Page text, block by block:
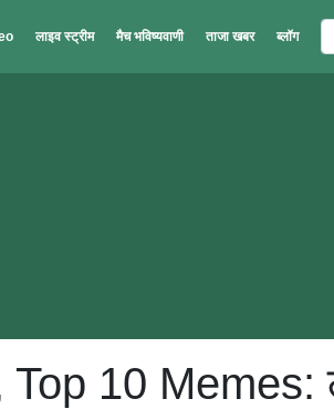
लाइव स्ट्रीम मैच भविष्यवाणी ताजा खबर ब्लॉग
Top 10